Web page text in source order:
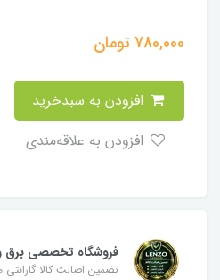
780,000تومان
فروشگاه تخصصی برق و
تضمین اصالت کالا گارانتی